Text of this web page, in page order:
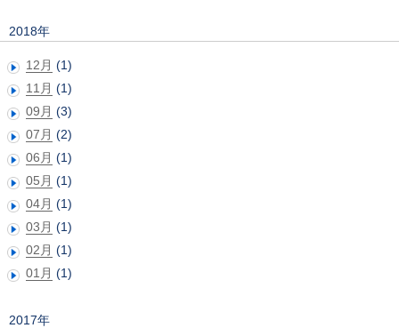
2018年
12月 (1)
11月 (1)
09月 (3)
07月 (2)
06月 (1)
05月 (1)
04月 (1)
03月 (1)
02月 (1)
01月 (1)
2017年